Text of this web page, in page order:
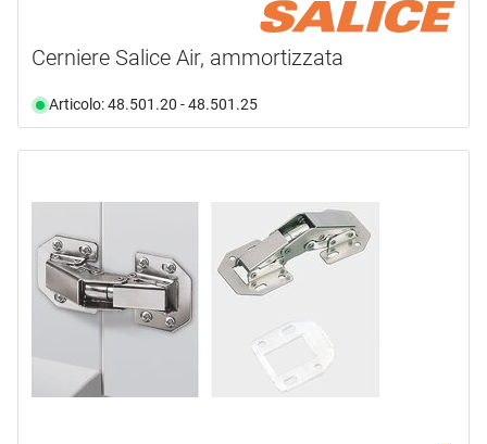
Cerniere Salice Air, ammortizzata
Articolo: 48.501.20 - 48.501.25